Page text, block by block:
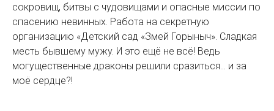
сокровищ, битвы с чудовищами и опасные миссии по
спасению невинных. Работа на секретную
организацию «Детский сад «Змей Горыныч». Сладкая
месть бывшему мужу. И это ещё не всё! Ведь
могущественные драконы решили сразиться... и за
моё сердце?!